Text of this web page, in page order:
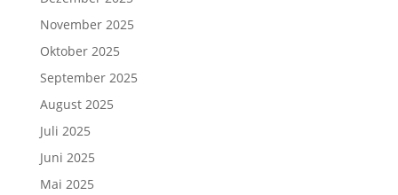
November 2025
Oktober 2025
September 2025
August 2025
Juli 2025
Juni 2025
Mai 2025